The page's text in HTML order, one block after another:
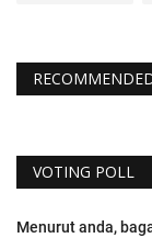
VOTING POLL
Menurut anda,